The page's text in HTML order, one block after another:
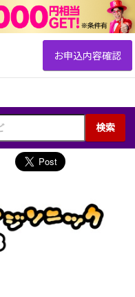
検索